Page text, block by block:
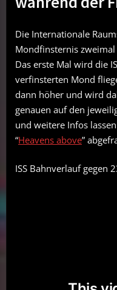
Die Internationale
Mondfinsternis
Das erste Mal wird die
verfinsterten Mond
dann höher und wird
genauen auf den
und weitere Infos
“Heavens above”
ISS Bahnverlauf gegen